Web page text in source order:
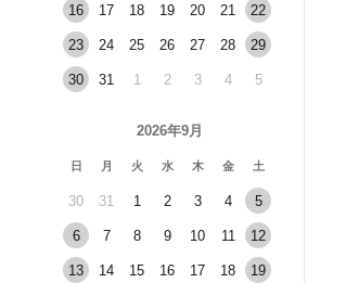
16 17 18 19 20 21 22
23 24 25 26 27 28 29
30 31 1 2 3 4 5
2026年9月
日 月 火 水 木 金 土
30 31 1 2 3 4 5
6 7 8 9 10 11 12
13 14 15 16 17 18 19